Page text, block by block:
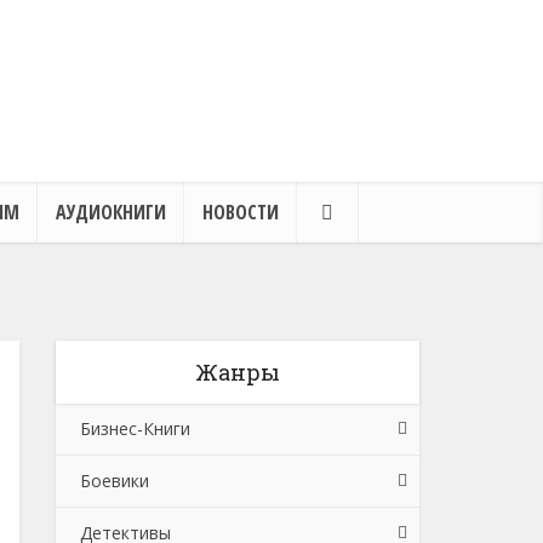
АУДИОКНИГИ НОВОСТИ
Жанры
Бизнес-Книги
Банковское дело
Бухучет, налогообложение, аудит
Боевики
Боевики: Прочее
Детективы